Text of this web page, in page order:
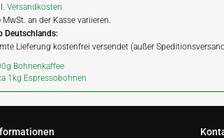
Versandkosten
an der Kasse variieren.
Deutschlands:
Lieferung kostenfrei versendet (außer
Bohnenkaffee
1kg Espressobohnen